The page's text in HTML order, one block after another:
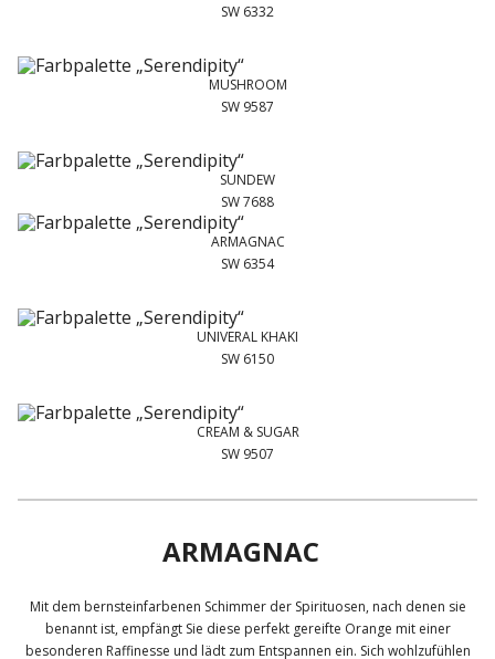
SW 6332
MUSHROOM
SW 9587
SUNDEW
SW 7688
ARMAGNAC
SW 6354
UNIVERAL KHAKI
SW 6150
CREAM & SUGAR
SW 9507
ARMAGNAC
Mit dem bernsteinfarbenen Schimmer der Spirituosen, nach denen sie
benannt ist, empfängt Sie diese perfekt gereifte Orange mit einer
besonderen Raffinesse und lädt zum Entspannen ein. Sich wohlzufühlen